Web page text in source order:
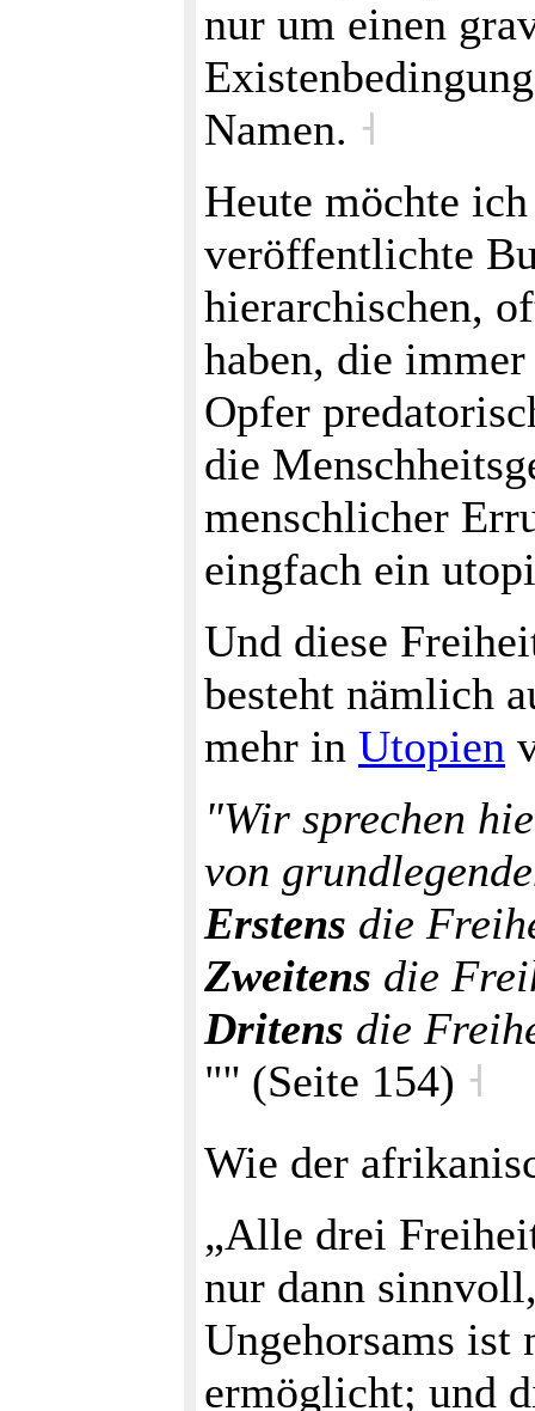
nur um einen
Namen. ˧
Heute möchte
veröffentlichte
hierarchischen,
haben, die
Opfer
die
menschlicher
eingfach ein
Und diese
besteht nämlich
mehr in Utopien
"Wir sprechen
von
Erstens die
Zweitens die
Dritens die
"'' (Seite 154) ˧
Wie der
„Alle drei
nur dann
Ungehorsams ist
ermöglicht; und